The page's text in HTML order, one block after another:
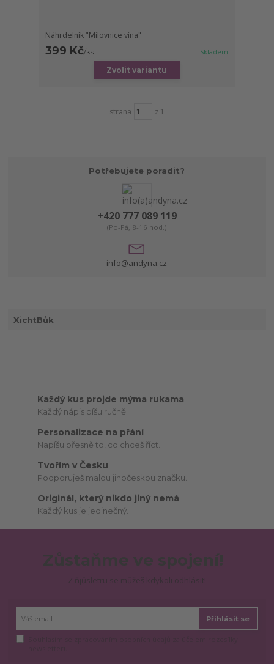
Náhrdelník "Milovnice vína"
399 Kč/ks Skladem
Zvolit variantu
strana z 1
Potřebujete poradit?
+420 777 089 119
(Po-Pá, 8-16 hod.)
info@andyna.cz
XichtBůk
Každý kus projde mýma rukama
Každý nápis píšu ručně.
Personalizace na přání
Napíšu přesně to, co chceš říct.
Tvořím v Česku
Podporuješ malou jihočeskou značku.
Originál, který nikdo jiný nemá
Každý kus je jedinečný.
Přihlásit se